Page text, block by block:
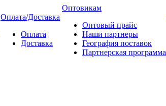
Оплата/Доставка
Оплата
Доставка
Оптовикам
Оптовый прайс
Наши партнеры
География поставок
Партнерская программа